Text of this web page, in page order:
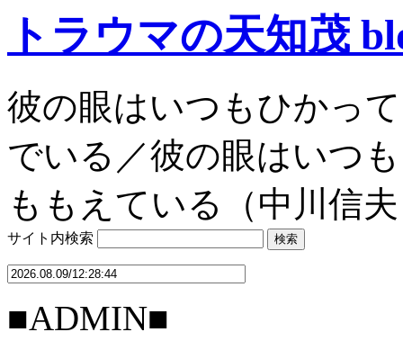
トラウマの天知茂
彼の眼はいつもひかっ
でいる／彼の眼はいつ
ももえている（中川信
サイト内検索
■ADMIN■